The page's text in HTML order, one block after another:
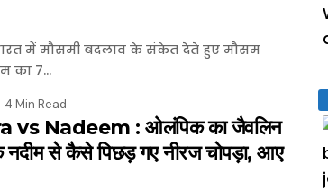
में मौसमी बदलाव के संकेत देते हुए मौसम
का 7…
4 Min Read
vs Nadeem : ओलंपिक का जैवलिन
नदीम से कैसे पिछड़ गए नीरज चाेपड़ा, आए